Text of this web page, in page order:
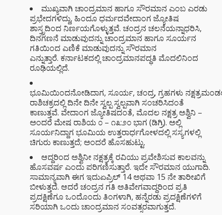
ಮುಖ್ಯವಾಗಿ ಚಾಂದ್ರಮಾನ ಹಾಗೂ ಸೌರಮಾನ ಎಂಬ ಎರಡು
ಪ್ರಭೇದಗಳಿದ್ದು, ಹಿಂದೂ ಧರ್ಮದವೇದಾಂಗ ಜ್ಯೋತಿಷ
ಶಾಸ್ತ್ರದಿಂದ ನಿರ್ಣಯಗೊಳ್ಳುತ್ತವೆ. ಚಂದ್ರನ ಚಲನೆಯನ್ನಾಧರಿಸಿ,
ದಿನಗಣನೆ ಮಾಡುವುದನ್ನು ಚಾಂದ್ರಮಾನ ಹಾಗೂ ಸೂರ್ಯನ
ಗತಿಯಿಂದ ಎಣಿಕೆ ಮಾಡುವುದನ್ನು ಸೌರಮಾನ
ಎನ್ನುತ್ತಾರೆ. ಕರ್ನಾಟಕದಲ್ಲಿ ಚಾಂದ್ರಮಾನಪದ್ಧತಿ ಮೊದಲಿನಿಂದ
ರೂಢಿಯಲ್ಲಿದೆ.
ಭೂಮಿಯಿಂದನೋಡಿದಾಗ, ಸೂರ್ಯ, ಚಂದ್ರ, ಗ್ರಹಗಳು
ರಾಶಿಚಕ್ರದಲ್ಲಿ ದಿನೇ ದಿನೇ ಸ್ವಲ್ಪ ಸ್ವಲ್ಪವಾಗಿ ಸಂಚರಿಸಿದಂತೆ
ಕಾಣುತ್ತವೆ. ವೇದಾಂಗ ಜ್ಯೋತಿಷದಂತೆ, ಮೊದಲ ನಕ್ಷತ್ರ ಅಶ್ವಿನಿ –
ಅಂದರೆ ಮೇಷ ರಾಶಿಯ ೦ – ೧೩:೨೦ ಭಾಗ (ಡಿಗ್ರಿ). ಅಲ್ಲಿ
ಸೂರ್ಯನಿದ್ದಾಗ ಭೂಮಿಯ ಉತ್ತರಾರ್ಧಗೋಳದಲ್ಲಿ ಸಸ್ಯಗಳಲ್ಲಿ
ಚಿಗುರು ಕಾಣುತ್ತದೆ; ಅಂದರೆ ಹೊಸಹುಟ್ಟು.
ಆದ್ದರಿಂದ ಅಶ್ವಿನೀ ನಕ್ಷತ್ರಕ್ಕೆ ರವಿಯು ಪ್ರವೇಶಿಸುವ ಕಾಲವನ್ನು
ಹೊಸವರ್ಷ ಎಂದು ಪರಿಗಣಿಸುತ್ತಾರೆ. ಇದೇ ಸೌರಮಾನ ಯುಗಾದಿ.
ಸಾಮಾನ್ಯವಾಗಿ ಈಗ ಇದುಏಪ್ರಿಲ್ 14 ಅಥವಾ 15 ನೇ ತಾರೀಖಿಗೆ
ಬೀಳುತ್ತದೆ. ಆದರೆ ಚಂದ್ರನ ಗತಿ ಅತಿವೇಗವಾದ್ದರಿಂದ ಪ್ರತಿ
ಪ್ರದಕ್ಷಿಣೆಗೂ ಒಂದೊಂದು ತಿಂಗಳಾಗಿ, ಹನ್ನೆರಡು ಪ್ರದಕ್ಷಿಣೆಗಳಿಗೆ
ಸರಿಯಾಗಿ ಒಂದು ಚಾಂದ್ರಮಾನ ಸಂವತ್ಸರವಾಗುತ್ತದೆ.